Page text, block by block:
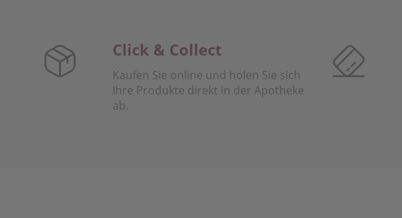
Click & Collect
Kaufen Sie online und holen Sie sich
Ihre Produkte direkt in der Apotheke
ab.